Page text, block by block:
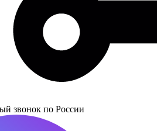
звонок по России